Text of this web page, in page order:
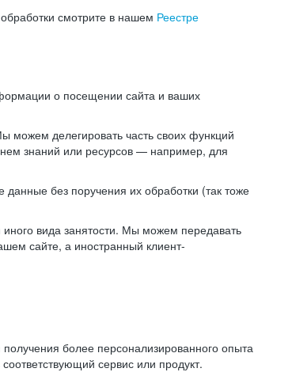
смотрите в нашем Реестре
о посещении сайта и ваших
можем делегировать часть своих функций
знаний или ресурсов — например, для
без поручения их обработки (так тоже
вида занятости. Мы можем передавать
сайте, а иностранный клиент-
более персонализированного опыта
сервис или продукт.